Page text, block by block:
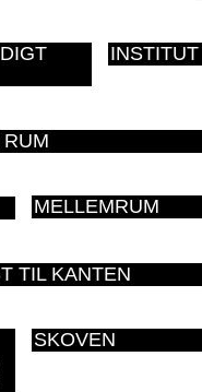
MELLEMRUM
TIL KANTEN
SKOVEN